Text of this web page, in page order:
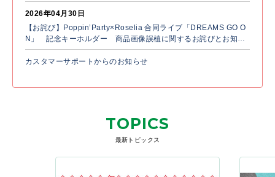
2026年04月30日
【お詫び】Poppin’Party×Roselia 合同ライブ「DREAMS GO O
N」 記念キーホルダー 商品画像誤植に関するお詫びとお知ら
せ
カスタマーサポートからのお知らせ
TOPICS
最新トピックス